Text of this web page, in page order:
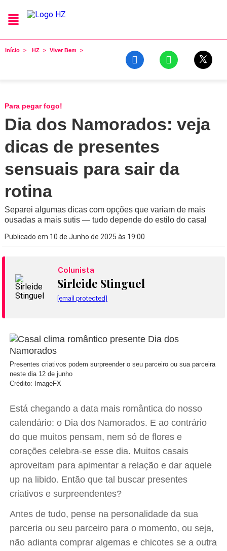
Início HZ Viver Bem
Para pegar fogo!
Dia dos Namorados: veja
dicas de presentes
sensuais para sair da
rotina
Separei algumas dicas com opções que variam de mais
ousadas a mais sutis — tudo depende do estilo do casal
Publicado em 10 de Junho de 2025 às 19:00
Colunista
Sirleide Stinguel
[email protected]
Presentes criativos podem surpreender o seu parceiro ou sua parceira
neste dia 12 de junho
Crédito: ImageFX
Está chegando a data mais romântica do nosso
calendário: o Dia dos Namorados. E ao contrário
do que muitos pensam, nem só de flores e
corações celebra-se esse dia. Muitos casais
aproveitam para apimentar a relação e dar aquele
up na libido. Então que tal buscar presentes
criativos e surpreendentes?
Antes de tudo, pense na personalidade da sua
parceria ou seu parceiro para o momento, ou seja,
não adianta comprar algemas e chicotes se a outra